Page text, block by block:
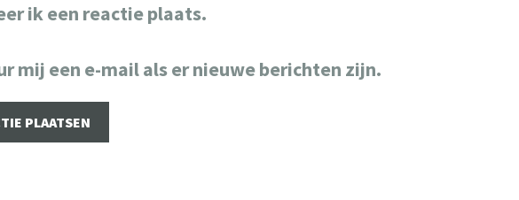
ik een reactie plaats.
mij een e-mail als er nieuwe berichten zijn.